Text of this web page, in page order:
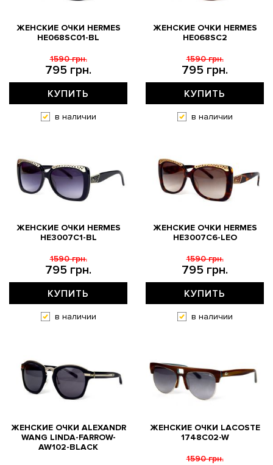
ЖЕНСКИЕ ОЧКИ HERMES
HE068SC01-BL
795 грн.
1590 грн.
КУПИТЬ
в наличии
ЖЕНСКИЕ ОЧКИ HERMES
HE068SC2
795 грн.
1590 грн.
КУПИТЬ
в наличии
ЖЕНСКИЕ ОЧКИ HERMES
HE3007C1-BL
795 грн.
1590 грн.
КУПИТЬ
в наличии
ЖЕНСКИЕ ОЧКИ HERMES
HE3007C6-LEO
795 грн.
1590 грн.
КУПИТЬ
в наличии
ЖЕНСКИЕ ОЧКИ ALEXANDR
WANG LINDA-FARROW-
AW102-BLACK
ЖЕНСКИЕ ОЧКИ LACOSTE
1748C02-W
1590 грн.